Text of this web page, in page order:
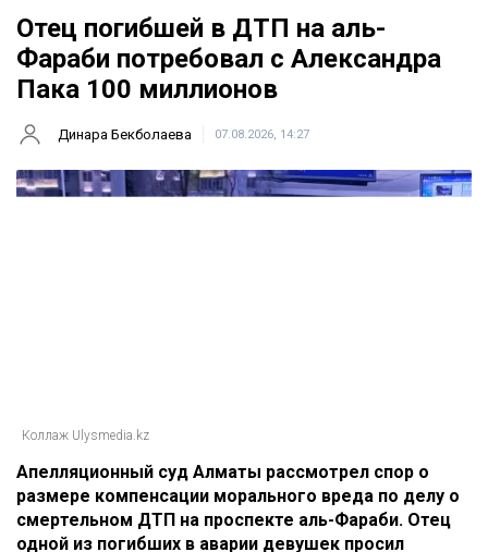
Отец погибшей в ДТП на аль-
Фараби потребовал с Александра
Пака 100 миллионов
Динара Бекболаева 07.08.2026, 14:27
Коллаж Ulysmedia.kz
Апелляционный суд Алматы рассмотрел спор о
размере компенсации морального вреда по делу о
смертельном ДТП на проспекте аль-Фараби. Отец
одной из погибших в аварии девушек просил